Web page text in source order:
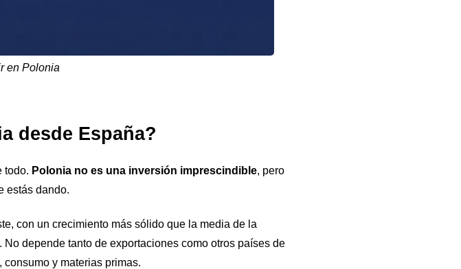
en Polonia
desde España?
todo. Polonia no es una inversión imprescindible, pero
estás dando.
con un crecimiento más sólido que la media de la
depende tanto de exportaciones como otros países de
y materias primas.